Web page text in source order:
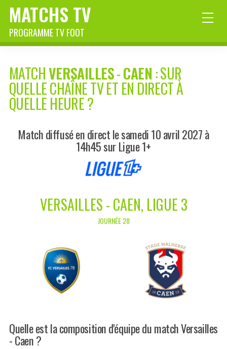
MATCHS TV
PROGRAMME TV FOOT
MATCHVERSAILLES-CAEN: SUR
QUELLE CHAÎNE TV ET EN DIRECT À
QUELLE HEURE ?
Match diffusé en direct le samedi 10 avril 2027 à
14h45 sur Ligue 1+
VERSAILLES - CAEN, LIGUE 3
JOURNÉE 28
Quelle est la composition d'équipe du match Versailles
- Caen ?